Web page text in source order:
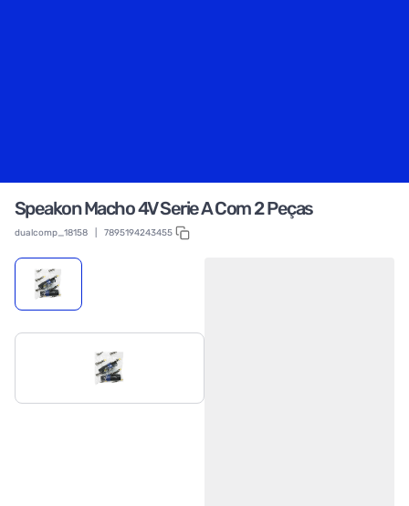
Speakon Macho 4V Serie A Com 2 Peças
dualcomp_18158 7895194243455